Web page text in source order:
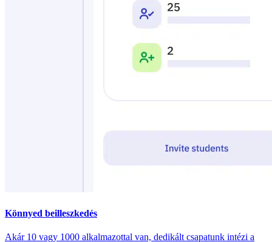
Könnyed beilleszkedés
Akár 10 vagy 1000 alkalmazottal van, dedikált csapatunk intézi a